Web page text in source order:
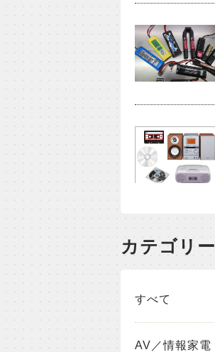
カテゴリー
すべて
AV／情報家電